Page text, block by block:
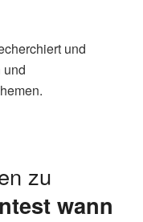
und
und
zu
wann